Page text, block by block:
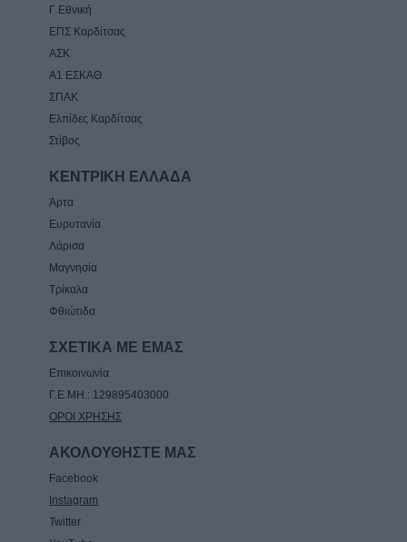
Γ Εθνική
ΕΠΣ Καρδίτσας
ΑΣΚ
Α1 ΕΣΚΑΘ
ΣΠΑΚ
Ελπίδες Καρδίτσας
Στίβος
ΚΕΝΤΡΙΚΗ ΕΛΛΑΔΑ
Άρτα
Ευρυτανία
Λάρισα
Μαγνησία
Τρίκαλα
Φθιώτιδα
ΣΧΕΤΙΚΑ ΜΕ ΕΜΑΣ
Επικοινωνία
Γ.Ε.ΜΗ.: 129895403000
ΟΡΟΙ ΧΡΗΣΗΣ
ΑΚΟΛΟΥΘΗΣΤΕ ΜΑΣ
Facebook
Instagram
Twitter